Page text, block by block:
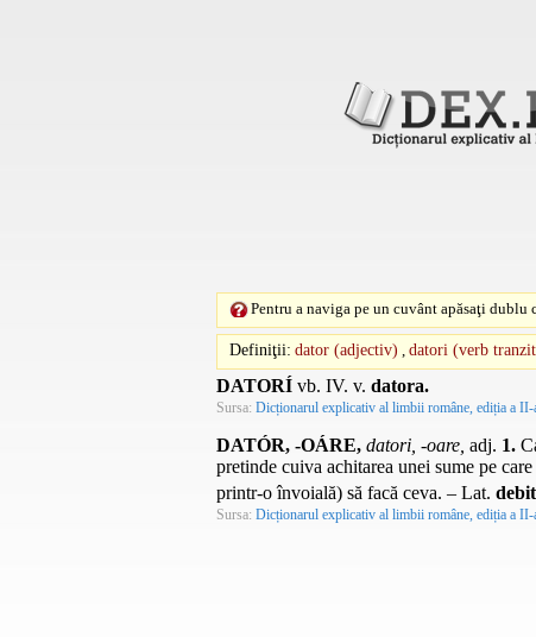
Pentru a naviga pe un cuvânt apăsaţi dublu
Definiţii: dator (adjectiv) datori (verb
DATORÍ vb. IV. v. datora.
Sursa: Dicționarul explicativ al limbii române, ediția a II-
DATÓR, -OÁRE, datori, -oare, adj. 1.
pretinde cuiva achitarea unei sume pe
printr-o învoială) să facă ceva. – Lat.
Sursa: Dicționarul explicativ al limbii române, ediția a II-